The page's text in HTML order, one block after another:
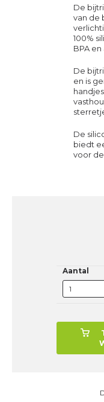
De
van de
100%
BPA
De
en is
De
biedt
voor
Aantal